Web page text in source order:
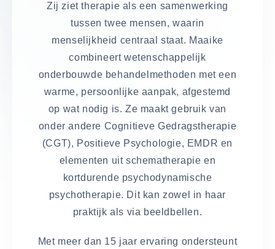
Zij ziet therapie als een samenwerking
tussen twee mensen, waarin
menselijkheid centraal staat. Maaike
combineert wetenschappelijk
onderbouwde behandelmethoden met een
warme, persoonlijke aanpak, afgestemd
op wat nodig is. Ze maakt gebruik van
onder andere Cognitieve Gedragstherapie
(CGT), Positieve Psychologie, EMDR en
elementen uit schematherapie en
kortdurende psychodynamische
psychotherapie. Dit kan zowel in haar
praktijk als via beeldbellen.
Met meer dan 15 jaar ervaring ondersteunt